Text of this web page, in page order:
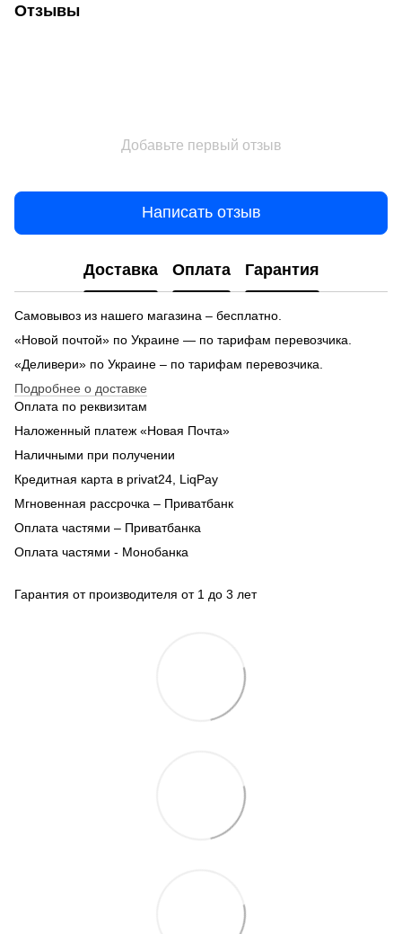
Отзывы
Добавьте первый отзыв
Написать отзыв
Доставка Оплата Гарантия
Самовывоз из нашего магазина – бесплатно.
«Новой почтой» по Украине — по тарифам перевозчика.
«Деливери» по Украине – по тарифам перевозчика.
Подробнее о доставке
Оплата по реквизитам
Наложенный платеж «Новая Почта»
Наличными при получении
Кредитная карта в privat24, LiqPay
Мгновенная рассрочка – Приватбанк
Оплата частями – Приватбанка
Оплата частями - Монобанка
Гарантия от производителя от 1 до 3 лет